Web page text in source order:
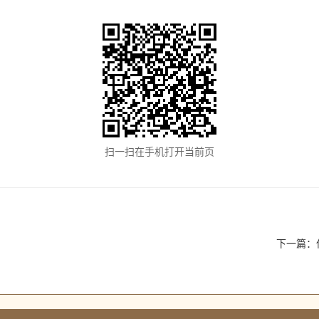
扫一扫在手机打开当前页
下一篇：